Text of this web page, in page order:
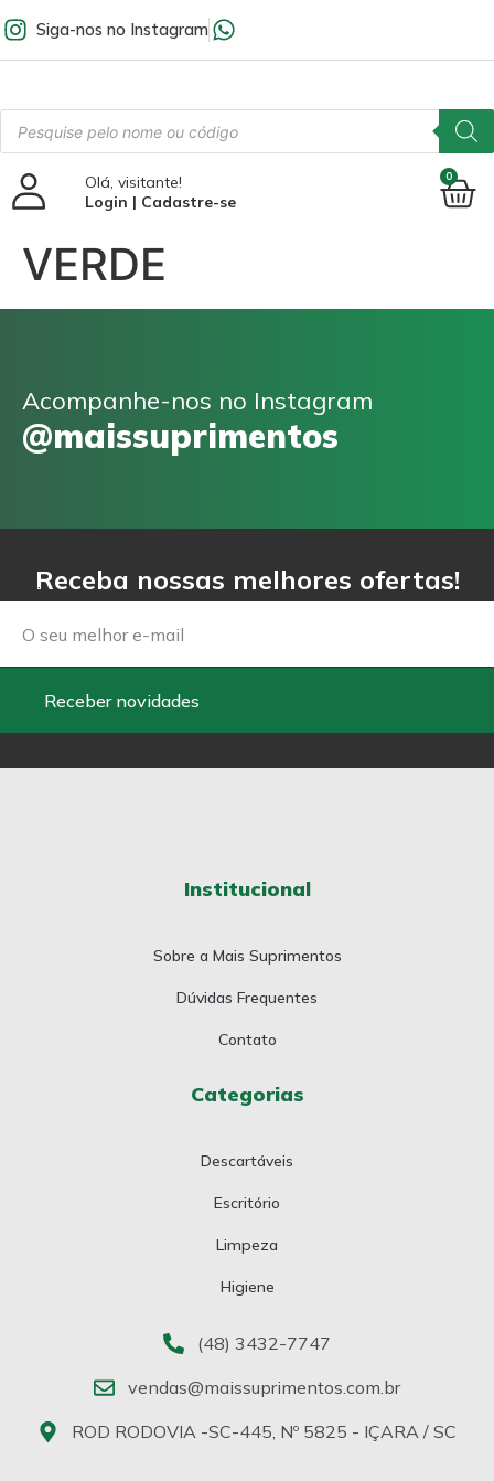
Siga-nos no Instagram
Olá, visitante!
Login | Cadastre-se
0
VERDE
Acompanhe-nos no Instagram
@maissuprimentos
Receba nossas melhores ofertas!
Email
Receber novidades
Institucional
Sobre a Mais Suprimentos
Dúvidas Frequentes
Contato
Categorias
Descartáveis
Escritório
Limpeza
Higiene
(48) 3432-7747
vendas@maissuprimentos.com.br
ROD RODOVIA -SC-445, Nº 5825 - IÇARA / SC